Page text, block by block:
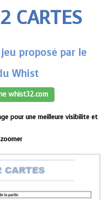
CARTES
proposé par le
Whist
whist32.com
pour une meilleure visibilité et